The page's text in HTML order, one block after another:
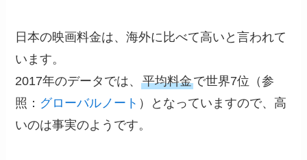
日本の映画料金は、海外に比べて高いと言われて
います。
2017年のデータでは、平均料金で世界7位（参
照： グローバルノート ）となっていますので、高
いのは事実のようです。